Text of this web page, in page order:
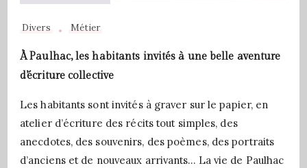
Divers Métier
À Paulhac, les habitants invités à une belle aventure
d’écriture collective
Les habitants sont invités à graver sur le papier, en
atelier d’écriture des récits tout simples, des
anecdotes, des souvenirs, des poèmes, des portraits
d’anciens et de nouveaux arrivants… La vie de Paulhac